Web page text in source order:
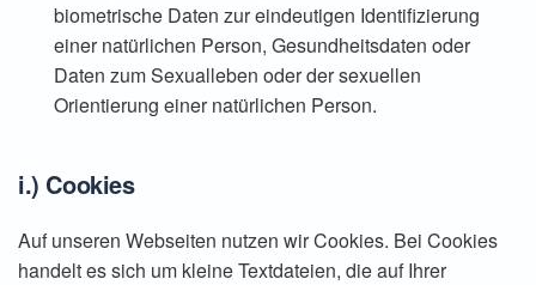
biometrische Daten zur eindeutigen Identifizierung
einer natürlichen Person, Gesundheitsdaten oder
Daten zum Sexualleben oder der sexuellen
Orientierung einer natürlichen Person.
i.) Cookies
Auf unseren Webseiten nutzen wir Cookies. Bei Cookies
handelt es sich um kleine Textdateien, die auf Ihrer